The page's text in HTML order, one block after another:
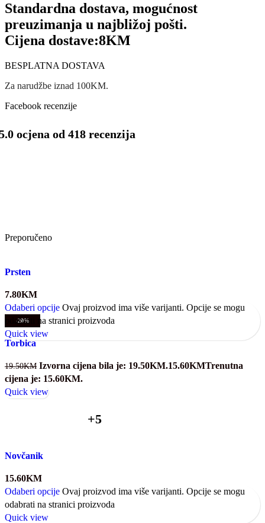
Standardna dostava, mogućnost
preuzimanja u najbližoj pošti.
Cijena dostave:8KM
BESPLATNA DOSTAVA
Za narudžbe iznad 100KM.
Facebook recenzije
ocjena od 418 recenzija
Preporučeno
Prsten
7.80KM
Odaberi opcije Ovaj proizvod ima više varijanti. Opcije se mogu
odabrati na stranici proizvoda
Quick view
-20%
Torbica
19.50KM Izvorna cijena bila je: 19.50KM.15.60KMTrenutna
cijena je: 15.60KM.
Quick view
+5
Novčanik
15.60KM
Odaberi opcije Ovaj proizvod ima više varijanti. Opcije se mogu
odabrati na stranici proizvoda
Quick view